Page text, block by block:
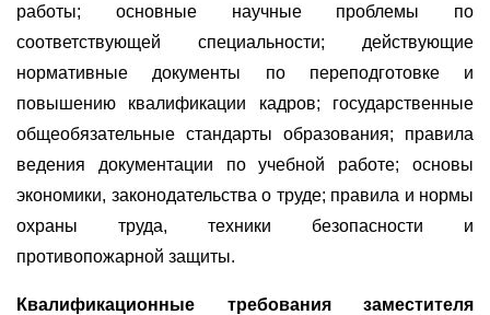
работы; основные научные проблемы по
соответствующей специальности; действующие
нормативные документы по переподготовке и
повышению квалификации кадров; государственные
общеобязательные стандарты образования; правила
ведения документации по учебной работе; основы
экономики, законодательства о труде; правила и нормы
охраны труда, техники безопасности и
противопожарной защиты.
Квалификационные требования заместителя